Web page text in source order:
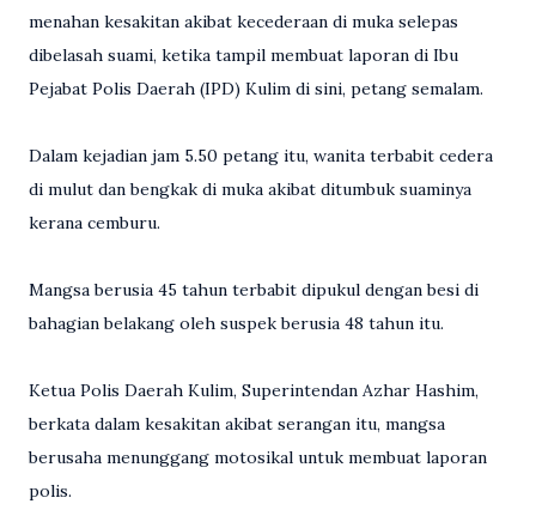
menahan kesakitan akibat kecederaan di muka selepas
dibelasah suami, ketika tampil membuat laporan di Ibu
Pejabat Polis Daerah (IPD) Kulim di sini, petang semalam.
Dalam kejadian jam 5.50 petang itu, wanita terbabit cedera
di mulut dan bengkak di muka akibat ditumbuk suaminya
kerana cemburu.
Mangsa berusia 45 tahun terbabit dipukul dengan besi di
bahagian belakang oleh suspek berusia 48 tahun itu.
Ketua Polis Daerah Kulim, Superintendan Azhar Hashim,
berkata dalam kesakitan akibat serangan itu, mangsa
berusaha menunggang motosikal untuk membuat laporan
polis.